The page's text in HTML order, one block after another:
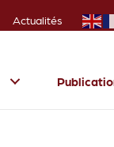
Actualités